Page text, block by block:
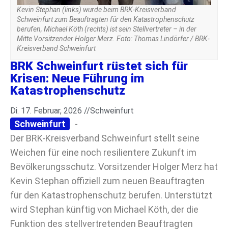
Kevin Stephan (links) wurde beim BRK-Kreisverband
Schweinfurt zum Beauftragten für den Katastrophenschutz
berufen, Michael Köth (rechts) ist sein Stellvertreter – in der
Mitte Vorsitzender Holger Merz. Foto: Thomas Lindörfer / BRK-
Kreisverband Schweinfurt
BRK Schweinfurt rüstet sich für
Krisen: Neue Führung im
Katastrophenschutz
Di. 17. Februar, 2026 //Schweinfurt
Schweinfurt
-
Der BRK-Kreisverband Schweinfurt stellt seine
Weichen für eine noch resilientere Zukunft im
Bevölkerungsschutz. Vorsitzender Holger Merz hat
Kevin Stephan offiziell zum neuen Beauftragten
für den Katastrophenschutz berufen. Unterstützt
wird Stephan künftig von Michael Köth, der die
Funktion des stellvertretenden Beauftragten